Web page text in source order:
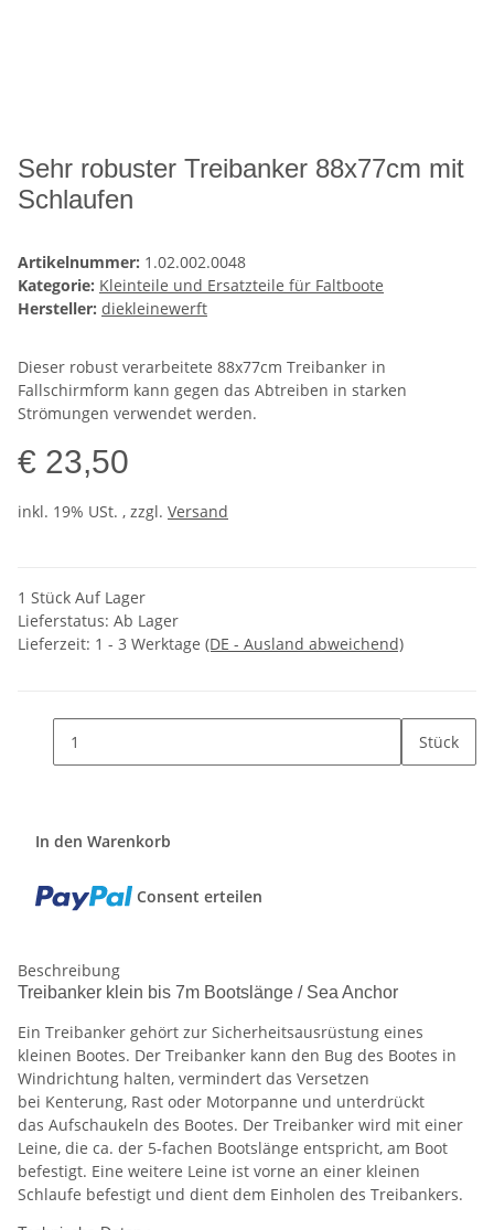
Sehr robuster Treibanker 88x77cm mit
Schlaufen
Artikelnummer: 1.02.002.0048
Kategorie: Kleinteile und Ersatzteile für Faltboote
Hersteller: diekleinewerft
Dieser robust verarbeitete 88x77cm Treibanker in
Fallschirmform kann gegen das Abtreiben in starken
Strömungen verwendet werden.
€ 23,50
inkl. 19% USt. , zzgl. Versand
1 Stück Auf Lager
Lieferstatus: Ab Lager
Lieferzeit: 1 - 3 Werktage (DE - Ausland abweichend)
Stück
In den Warenkorb
Consent erteilen
Beschreibung
Treibanker klein bis 7m Bootslänge / Sea Anchor
Ein Treibanker gehört zur Sicherheitsausrüstung eines
kleinen Bootes. Der Treibanker kann den Bug des Bootes in
Windrichtung halten, vermindert das Versetzen
bei Kenterung, Rast oder Motorpanne und unterdrückt
das Aufschaukeln des Bootes. Der Treibanker wird mit einer
Leine, die ca. der 5-fachen Bootslänge entspricht, am Boot
befestigt. Eine weitere Leine ist vorne an einer kleinen
Schlaufe befestigt und dient dem Einholen des Treibankers.